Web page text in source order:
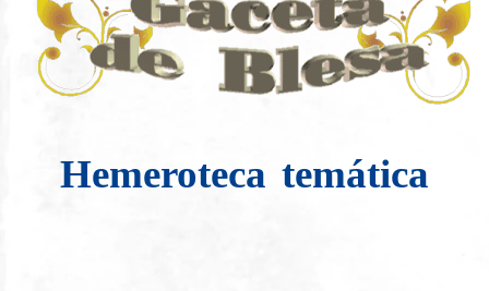
Hemeroteca temática